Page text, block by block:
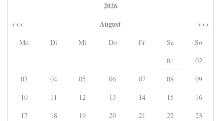
2026
<<< August
>>>
Mo
Di Mi Do Fr Sa
So
01
02
03
04 05 06 07 08
09
10
11 12 13 14 15
16
17
18 19 20 21 22
23